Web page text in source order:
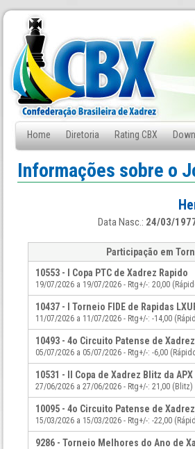
Home Diretoria Rating CBX
Fale Conosco
Informações sobre o
Data Nasc.: 24/03/
Participação em
10553 - I Copa PTC de Xadrez Rapido
19/07/2026 a 19/07/2026 - Rtg+/-: 20,00
10437 - I Torneio FIDE de Rapidas
11/07/2026 a 11/07/2026 - Rtg+/-: -14,00
10493 - 4o Circuito Patense de
05/07/2026 a 05/07/2026 - Rtg+/-: -6,00
10531 - II Copa de Xadrez Blitz da APX
27/06/2026 a 27/06/2026 - Rtg+/-: 21,00 (Blitz)
10095 - 4o Circuito Patense de
15/03/2026 a 15/03/2026 - Rtg+/-: -22,00
9286 - Torneio Melhores do Ano de